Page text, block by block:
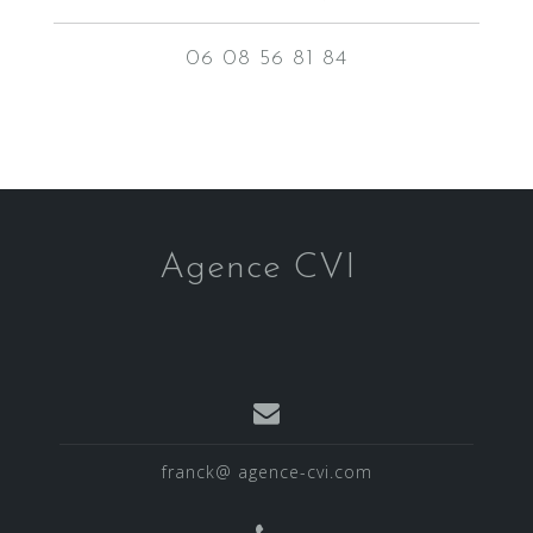
06 08 56 81 84
Agence CVI
franck@ agence-cvi.com